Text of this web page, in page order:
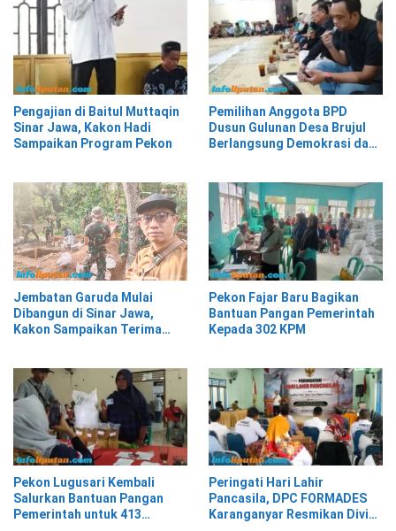
Pengajian di Baitul Muttaqin
Sinar Jawa, Kakon Hadi
Sampaikan Program Pekon
Pemilihan Anggota BPD
Dusun Gulunan Desa Brujul
Berlangsung Demokrasi dan
Jembatan Garuda Mulai
Dibangun di Sinar Jawa,
Kakon Sampaikan Terima
Pekon Fajar Baru Bagikan
Bantuan Pangan Pemerintah
Kepada 302 KPM
Pekon Lugusari Kembali
Salurkan Bantuan Pangan
Pemerintah untuk 413
Peringati Hari Lahir
Pancasila, DPC FORMADES
Karanganyar Resmikan Divisi